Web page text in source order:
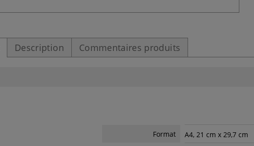
Description Commentaires produits
Format A4, 21 cm x 29,7 cm